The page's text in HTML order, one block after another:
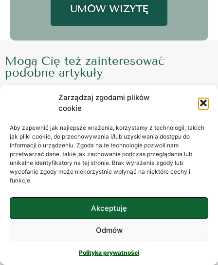
Zarządzaj zgodami plików
cookie
Aby zapewnić jak najlepsze wrażenia, korzystamy z technologii, takich
jak pliki cookie, do przechowywania i/lub uzyskiwania dostępu do
informacji o urządzeniu. Zgoda na te technologie pozwoli nam
przetwarzać dane, takie jak zachowanie podczas przeglądania lub
unikalne identyfikatory na tej stronie. Brak wyrażenia zgody lub
wycofanie zgody może niekorzystnie wpłynąć na niektóre cechy i
funkcje.
Akceptuję
Odmów
Polityka prywatności
UMÓW WIZYTĘ
Mogą Cię też zainteresować
podobne artykuły
Zaburzenia lękowe – labirynt lęku
Zaburzenia lękowe Lęk jest nieodłącznym towarzyszem